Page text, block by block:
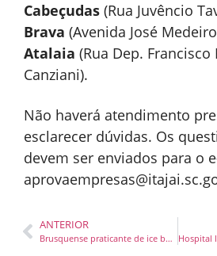
Cabeçudas (Rua Juvêncio
Brava (Avenida José
Atalaia (Rua Dep. Francisco
Canziani).
Não haverá atendimento
esclarecer dúvidas. Os
devem ser enviados para o
ANTERIOR
Brusquense praticante de ice bath ganha destaque em revista nacional